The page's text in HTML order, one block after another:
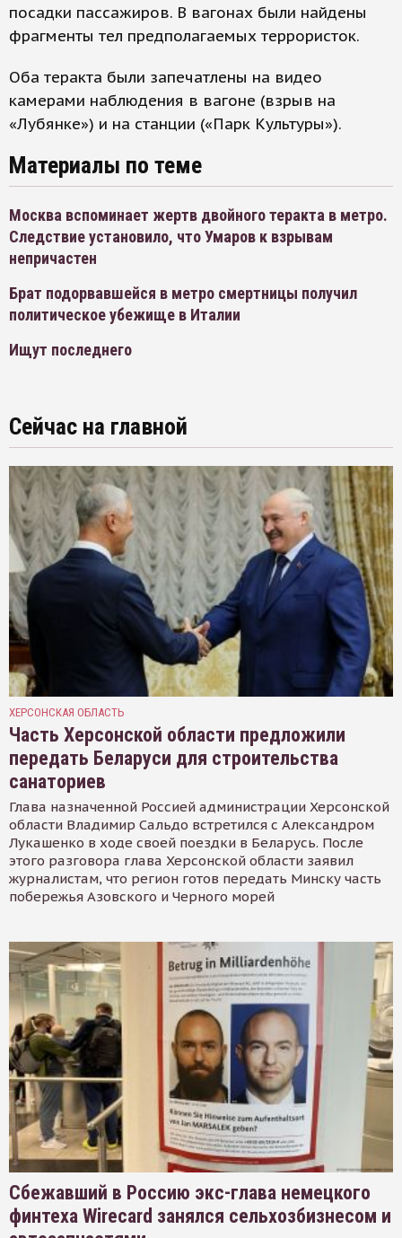
посадки пассажиров. В вагонах были найдены
фрагменты тел предполагаемых террористок.
Оба теракта были запечатлены на видео
камерами наблюдения в вагоне (взрыв на
«Лубянке») и на станции («Парк Культуры»).
Материалы по теме
Москва вспоминает жертв двойного теракта в метро.
Следствие установило, что Умаров к взрывам
непричастен
Брат подорвавшейся в метро смертницы получил
политическое убежище в Италии
Ищут последнего
Сейчас на главной
ХЕРСОНСКАЯ ОБЛАСТЬ
Часть Херсонской области предложили
передать Беларуси для строительства
санаториев
Глава назначенной Россией администрации Херсонской
области Владимир Сальдо встретился с Александром
Лукашенко в ходе своей поездки в Беларусь. После
этого разговора глава Херсонской области заявил
журналистам, что регион готов передать Минску часть
побережья Азовского и Черного морей
Сбежавший в Россию экс-глава немецкого
финтеха Wirecard занялся сельхозбизнесом и